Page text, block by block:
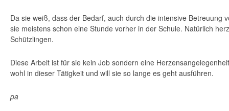
Da sie weiß, dass der Bedarf, auch durch die intensive Betreuung
sie meistens schon eine Stunde vorher in der Schule. Natürlich
Schützlingen.
Diese Arbeit ist für sie kein Job sondern eine
wohl in dieser Tätigkeit und will sie so lange es geht ausführen.
pa